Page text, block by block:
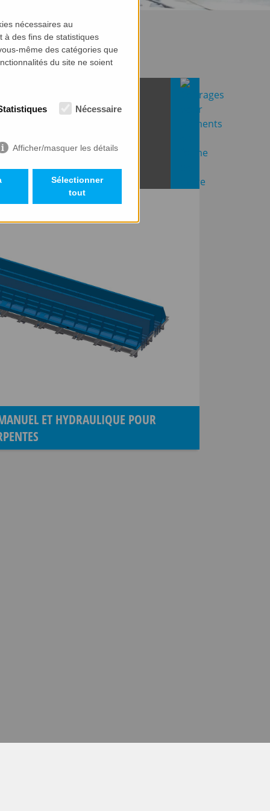
ET HYDRAULIQUE POUR
nécessaires au
à des fins de statistiques
même des catégories que
du site ne soient
Nécessaire
Afficher/masquer les détails
Sélectionner
tout